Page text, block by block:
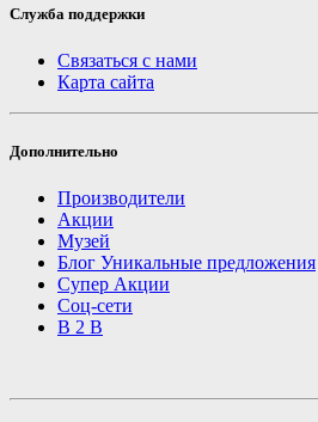
Служба поддержки
Связаться с нами
Карта сайта
Дополнительно
Производители
Акции
Музей
Блог Уникальные предложения
Супер Акции
Соц-сети
B 2 B